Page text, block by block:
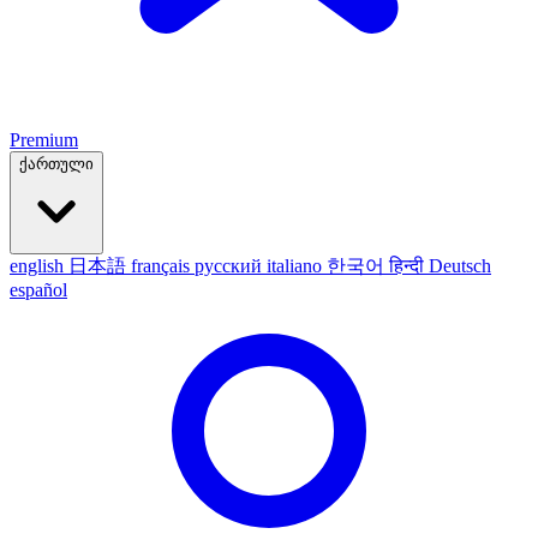
Premium
ქართული
english 日本語 français русский italiano 한국어हिन्दी Deutsch
español